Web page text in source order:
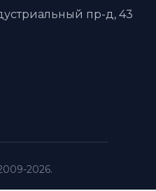
пр-д, 43
2026.